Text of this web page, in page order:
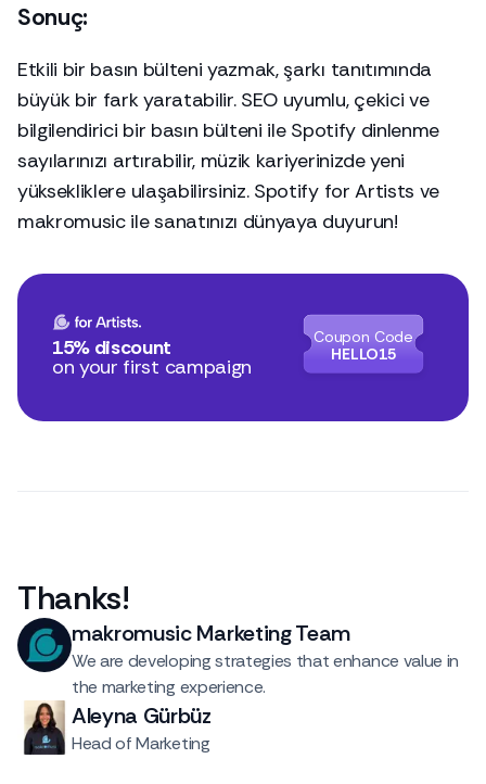
Sonuç:
Etkili bir basın bülteni yazmak, şarkı tanıtımında
büyük bir fark yaratabilir. SEO uyumlu, çekici ve
bilgilendirici bir basın bülteni ile Spotify dinlenme
sayılarınızı artırabilir, müzik kariyerinizde yeni
yüksekliklere ulaşabilirsiniz. Spotify for Artists ve
makromusic ile sanatınızı dünyaya duyurun!
15% discount
on your first campaign
Coupon Code
HELLO15
Thanks!
makromusic Marketing Team
We are developing strategies that enhance value in
the marketing experience.
Aleyna Gürbüz
Head of Marketing